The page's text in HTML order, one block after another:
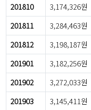
201810
3,174,326원
201811
3,284,463원
201812
3,198,187원
201901
3,182,256원
201902
3,272,033원
201903
3,145,411원